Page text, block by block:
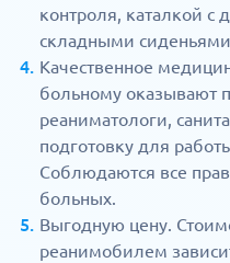
контроля, каталкой
складными
Качественное
больному оказывают
реаниматологи,
подготовку для
Соблюдаются все
больных.
Выгодную цену.
реанимобилем